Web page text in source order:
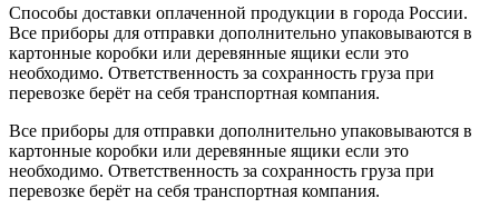
Способы доставки оплаченной продукции в города России.
Все приборы для отправки дополнительно упаковываются в
картонные коробки или деревянные ящики если это
необходимо. Ответственность за сохранность груза при
перевозке берёт на себя транспортная компания.
Все приборы для отправки дополнительно упаковываются в
картонные коробки или деревянные ящики если это
необходимо. Ответственность за сохранность груза при
перевозке берёт на себя транспортная компания.